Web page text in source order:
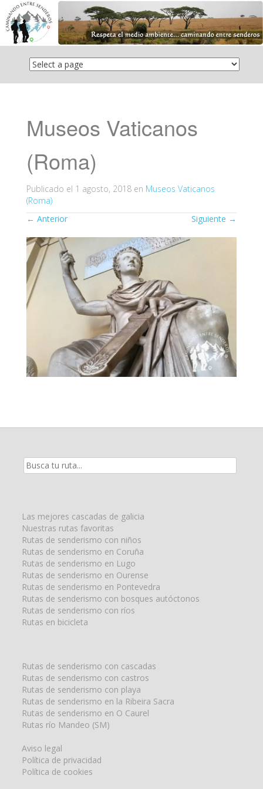
Saltar
contenido
Museos Vaticanos
(Roma)
Publicado el 1 agosto, 2018 en Museos Vaticanos
(Roma)
← Anterior Siguiente →
Resultados
Las mejores cascadas de galicia
Nuestras rutas favoritas
Rutas de senderismo con niños
Rutas de senderismo en Coruña
Rutas de senderismo en Lugo
Rutas de senderismo en Ourense
Rutas de senderismo en Pontevedra
Rutas de senderismo con bosques autóctonos
Rutas de senderismo con ríos
Rutas en bicicleta
Rutas de senderismo con cascadas
Rutas de senderismo con castros
Rutas de senderismo con playa
Rutas de senderismo en la Ribeira Sacra
Rutas de senderismo en O Caurel
Rutas río Mandeo (SM)
Aviso legal
Política de privacidad
Política de cookies